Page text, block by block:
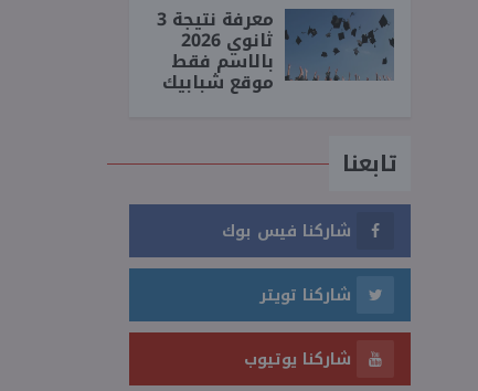
معرفة نتيجة 3
ثانوي 2026
بالاسم فقط
موقع شبابيك
تابعنا
شاركنا فيس بوك
شاركنا تويتر
شاركنا يوتيوب